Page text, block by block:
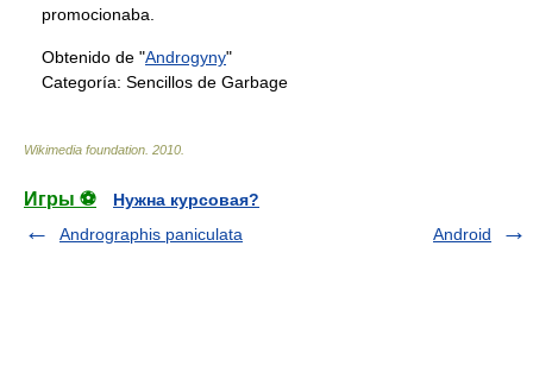
promocionaba.
Obtenido de "Androgyny"
Categoría: Sencillos de Garbage
Wikimedia foundation 2010
Игры ⚽
Нужна курсовая?
Andrographis paniculata
Android